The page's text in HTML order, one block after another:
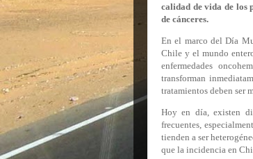
calidad de vida de los
de cánceres.
En el marco del Día
Chile y el mundo
enfermedades
transforman
tratamientos deben ser
Hoy en día, existen
frecuentes,
tienden a ser
que la incidencia en